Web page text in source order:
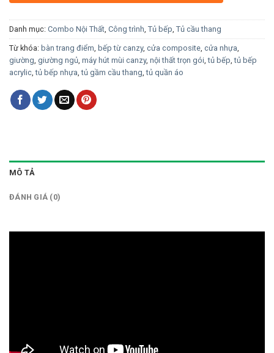
Danh mục: Combo Nội Thất Công trình Tủ bếp Tủ cầu thang
Từ khóa: bàn trang điểm bếp từ canzy, cửa composite cửa nhựa
giường giường ngủ máy hút mùi canzy, nội thất trọn gói ,tủ bếp ,tủ bếp
acrylic ,tủ bếp nhựa ,tủ gầm cầu thang ,tủ quần áo
MÔ TẢ
ĐÁNH GIÁ (0)